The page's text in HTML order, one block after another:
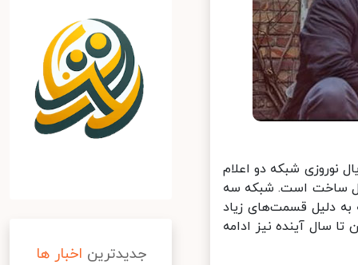
نوروزی شبکه دو اعلام
در حال ساخت است. شبکه سه
که به دلیل قسمت‌های زیاد
سال آینده نیز ادامه
جدیدترین اخبار ها